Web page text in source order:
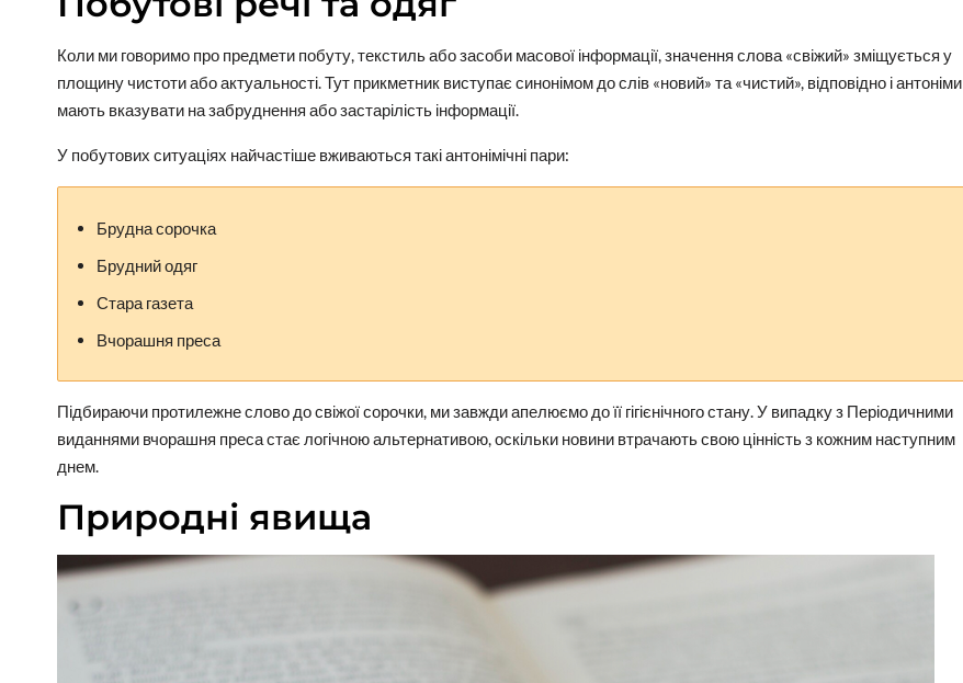
Коли ми говоримо про предмети побуту, текстиль або засоби масової інформації, значення слова «свіжий» зміщується у
площину чистоти або актуальності. Тут прикметник виступає синонімом до слів «новий» та «чистий», відповідно і антоніми
мають вказувати на забруднення або застарілість інформації.
У побутових ситуаціях найчастіше вживаються такі антонімічні пари:
Брудна сорочка
Брудний одяг
Стара газета
Вчорашня преса
Підбираючи протилежне слово до свіжої сорочки, ми завжди апелюємо до її гігієнічного стану. У випадку з Періодичними
виданнями вчорашня преса стає логічною альтернативою, оскільки новини втрачають свою цінність з кожним наступним
днем.
Природні явища